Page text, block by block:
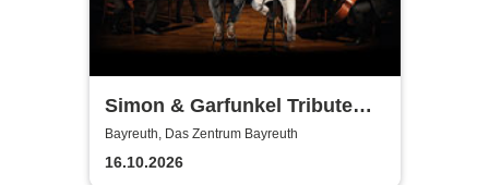
Simon & Garfunkel Tribute
meets Classic - Duo
Graceland
Bayreuth, Das Zentrum Bayreuth
16.10.2026